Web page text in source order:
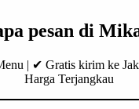
pesan di
| ✔ Gratis kirim ke
Harga Terjangkau